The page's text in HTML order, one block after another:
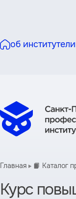
об институте
Главная 📙 Каталог
Курс